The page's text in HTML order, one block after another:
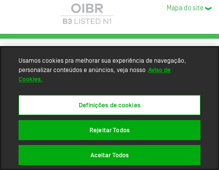
Mapa do site
Usamos cookies pra melhorar sua experiência de navegação,
personalizar conteúdos e anúncios, veja nosso Aviso de
Cookies.
Definições de cookies
Rejeitar Todos
Aceitar Todos